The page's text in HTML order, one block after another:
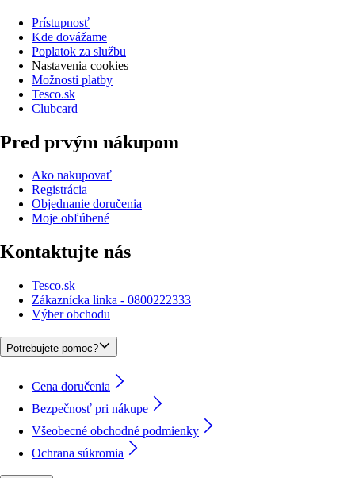
Prístupnosť
Kde dovážame
Poplatok za službu
Nastavenia cookies
Možnosti platby
Tesco.sk
Clubcard
Pred prvým nákupom
Ako nakupovať
Registrácia
Objednanie doručenia
Moje obľúbené
Kontaktujte nás
Tesco.sk
Zákaznícka linka - 0800222333
Výber obchodu
Potrebujete pomoc?
Cena doručenia
Bezpečnosť pri nákupe
Všeobecné obchodné podmienky
Ochrana súkromia